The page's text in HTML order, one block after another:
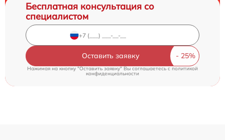
Бесплатная консультация со
специалистом
Оставить заявку
Нажимая на кнопку "Оставить заявку" Вы соглашаетесь c политикой
конфиденциальности